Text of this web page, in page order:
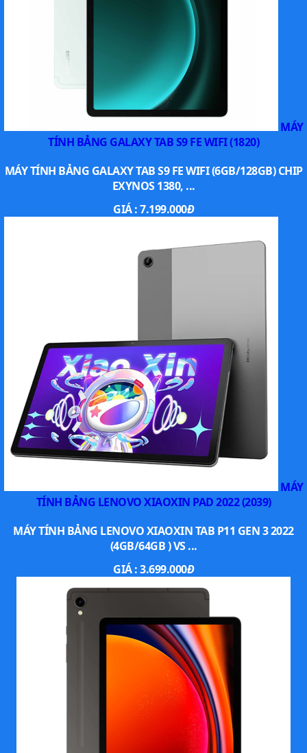
MÁY
TÍNH BẢNG GALAXY TAB S9 FE WIFI (1820)
MÁY TÍNH BẢNG GALAXY TAB S9 FE WIFI (6GB/128GB) CHIP
EXYNOS 1380, ...
GIÁ :7.199.000Đ
MÁY
TÍNH BẢNG LENOVO XIAOXIN PAD 2022 (2039)
MÁY TÍNH BẢNG LENOVO XIAOXIN TAB P11 GEN 3 2022
(4GB/64GB ) VS ...
GIÁ :3.699.000Đ